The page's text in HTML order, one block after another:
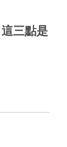
三點是